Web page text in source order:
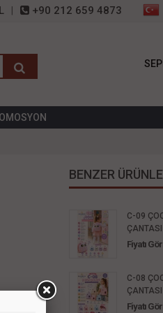
+90 212 659 4873
BENZER
C-09
ÇANTASI
Fiyatı
C-08
ÇANTASI
Fiyatı